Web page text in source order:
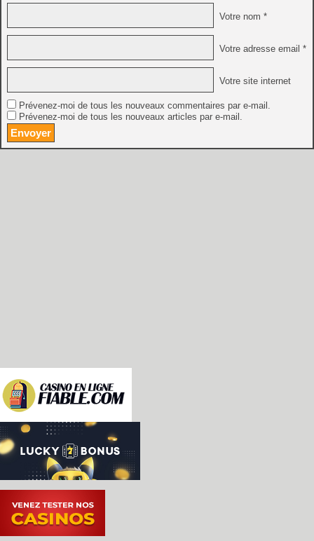
Votre nom *
Votre adresse email *
Votre site internet
Prévenez-moi de tous les nouveaux commentaires par e-mail.
Prévenez-moi de tous les nouveaux articles par e-mail.